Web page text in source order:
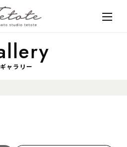
ギャラリー